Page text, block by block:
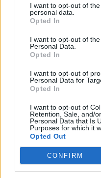
I want to opt-out of
personal data.
Opted In
I want to opt-out of
Personal Data.
Opted In
I want to opt-out of
Personal Data for
Opted In
I want to opt-out of
Retention, Sale, and/
Personal Data that Is
Purposes for which it
Opted Out
CONFIRM